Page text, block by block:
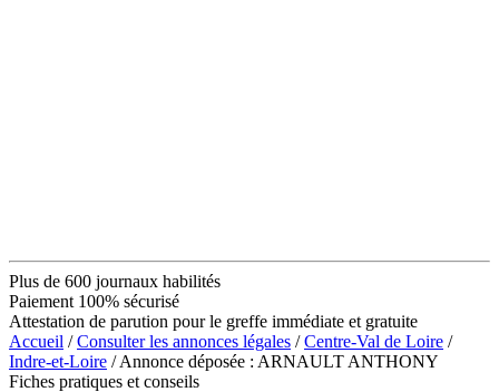
Plus de 600 journaux habilités
Paiement 100% sécurisé
Attestation de parution pour le greffe immédiate et gratuite
Accueil /Consulter les annonces légales /Centre-Val de Loire /
Indre-et-Loire / Annonce déposée : ARNAULT ANTHONY
Fiches pratiques et conseils